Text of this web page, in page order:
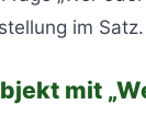
im Satz.
mit